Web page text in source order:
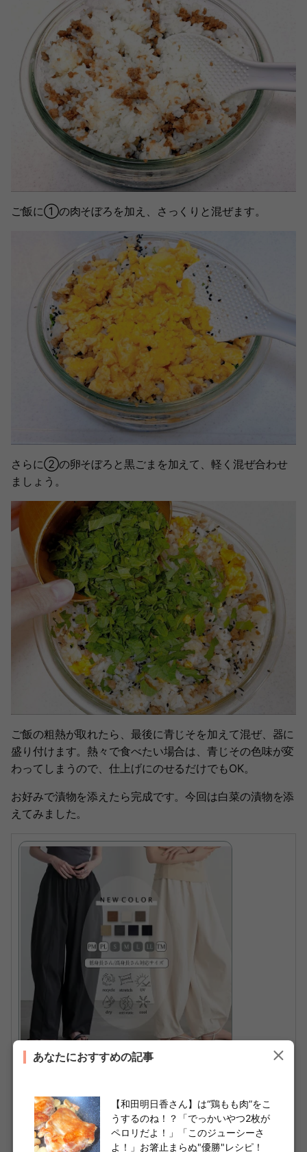
ご飯に①の肉そぼろを加え、さっくりと混ぜます。
さらに②の卵そぼろと黒ごまを加えて、軽く混ぜ合わせ
ましょう。
ご飯の粗熱が取れたら、最後に青じそを加えて混ぜ、器に
盛り付けます。熱々で食べたい場合は、青じその色味が変
わってしまうので、仕上げにのせるだけでもOK。
お好みで漬物を添えたら完成です。今回は白菜の漬物を添
えてみました。
ボトム パンツ カーブパンツ チノパンツ バレ
ルレッグ リサイクルポリエステル サスティ
ナブル エコ 春 夏 秋 冬 低身長 高身長 プチ ト
あなたにおすすめの記事
【和田明日香さん】は“鶏もも肉”をこ
うするのね！？「でっかいやつ2枚が
ペロリだよ！」「このジューシーさ
よ！」お箸止まらぬ"優勝"レシピ！